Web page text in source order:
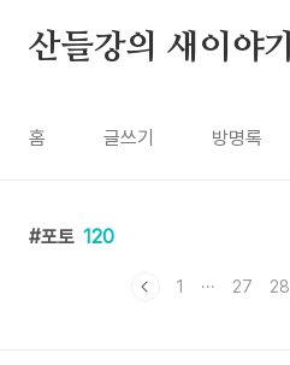
산들강의 새이야기
홈 글쓰기 방명록
포토 120
1 ··· 27 28